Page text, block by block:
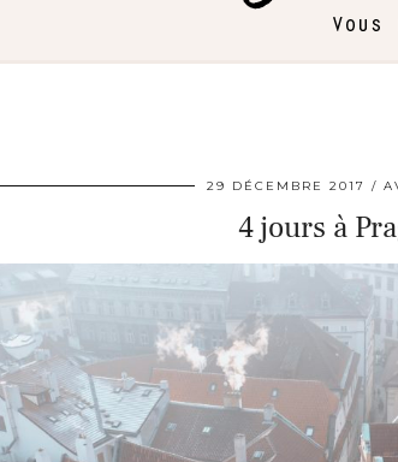
29 DÉCEMBRE 2017
4 jours à